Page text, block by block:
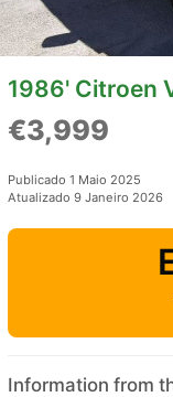
1986' Citroen
€3,999
Publicado 1 Maio 2025
Atualizado 9 Janeiro 2026
Information from